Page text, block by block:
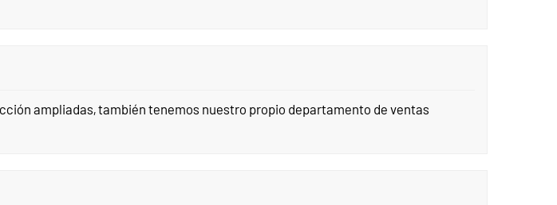
ampliadas, también tenemos nuestro propio departamento de ventas